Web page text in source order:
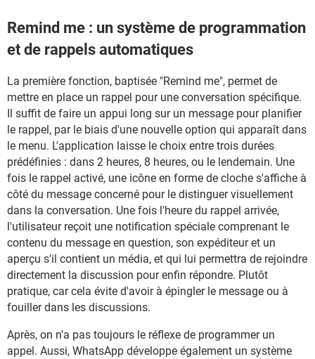
Remind me : un système de programmation
et de rappels automatiques
La première fonction, baptisée "Remind me", permet de
mettre en place un rappel pour une conversation spécifique.
Il suffit de faire un appui long sur un message pour planifier
le rappel, par le biais d'une nouvelle option qui apparaît dans
le menu. L'application laisse le choix entre trois durées
prédéfinies : dans 2 heures, 8 heures, ou le lendemain. Une
fois le rappel activé, une icône en forme de cloche s'affiche à
côté du message concerné pour le distinguer visuellement
dans la conversation. Une fois l'heure du rappel arrivée,
l'utilisateur reçoit une notification spéciale comprenant le
contenu du message en question, son expéditeur et un
aperçu s'il contient un média, et qui lui permettra de rejoindre
directement la discussion pour enfin répondre. Plutôt
pratique, car cela évite d'avoir à épingler le message ou à
fouiller dans les discussions.
Après, on n'a pas toujours le réflexe de programmer un
appel. Aussi, WhatsApp développe également un système